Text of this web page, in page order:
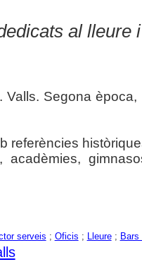
al lleure
. Valls. Segona
referències
acadèmies,
serveis ; Oficis ; Lleure;